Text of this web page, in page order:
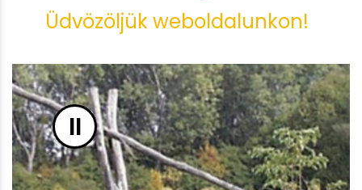
Üdvözöljük weboldalunkon!
II